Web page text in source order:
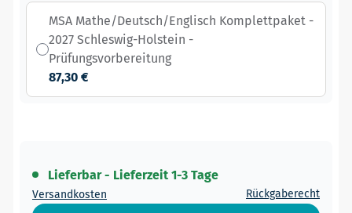
MSA Mathe/Deutsch/Englisch Komplettpaket -
2027 Schleswig-Holstein -
Prüfungsvorbereitung
87,30 €
Lieferbar - Lieferzeit 1-3 Tage
Versandkosten Rückgaberecht